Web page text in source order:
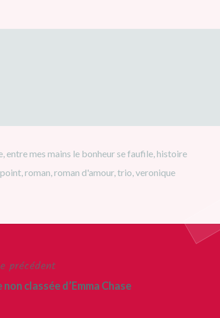
,entre mes mains le bonheur se faufile ,histoire
point roman roman d'amour, trio veronique
précédent
classée d’Emma Chase